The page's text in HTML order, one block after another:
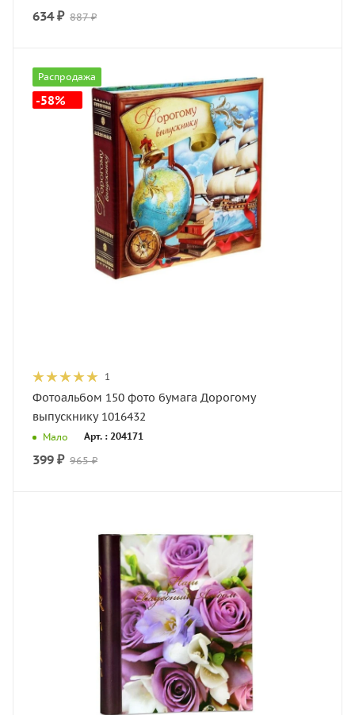
634₽ 887 ₽
Распродажа
-58%
1
Фотоальбом 150 фото бумага Дорогому
выпускнику 1016432
Мало Арт. : 204171
399 ₽ 965 ₽